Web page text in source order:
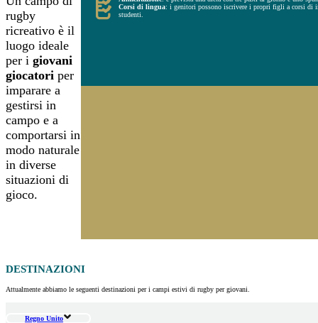
rugby
ricreativo è il
luogo ideale
per i giovani
giocatori per
imparare a
gestirsi in
campo e a
comportarsi in
modo naturale
in diverse
situazioni di
gioco.
Corsi di lingua: i genitori possono iscrivere i propri figli a corsi di
studenti.
DESTINAZIONI
Attualmente abbiamo le seguenti destinazioni per i campi estivi di rugby per giovani.
Regno Unito